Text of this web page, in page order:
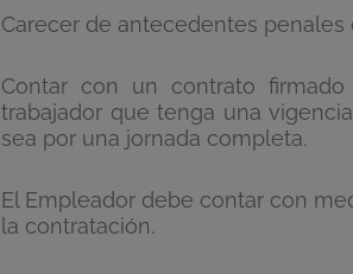
Carecer de antecedentes penales
Contar con un contrato
trabajador que tenga una
sea por una jornada completa.
El Empleador debe contar con
la contratación.